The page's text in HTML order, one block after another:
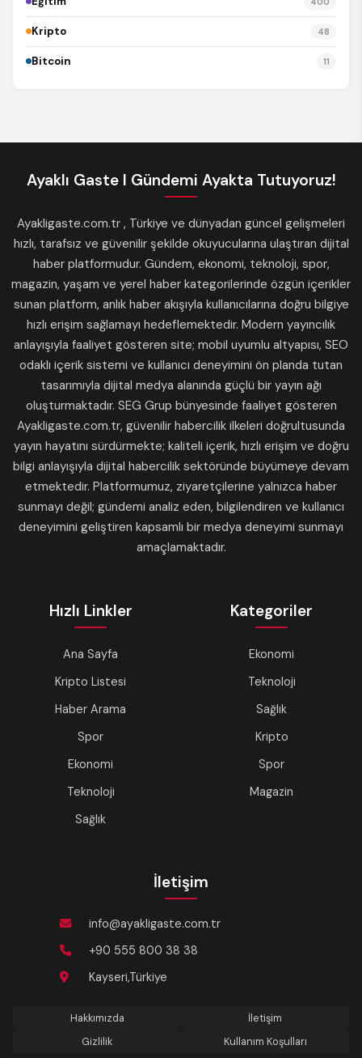
Kripto 48
Bitcoin 11
Ayaklı Gaste I Gündemi Ayakta Tutuyoruz!
Ayakligaste.com.tr , Türkiye ve dünyadan güncel gelişmeleri
hızlı, tarafsız ve güvenilir şekilde okuyucularına ulaştıran dijital
haber platformudur. Gündem, ekonomi, teknoloji, spor,
magazin, yaşam ve yerel haber kategorilerinde özgün içerikler
sunan platform, anlık haber akışıyla kullanıcılarına doğru bilgiye
hızlı erişim sağlamayı hedeflemektedir. Modern yayıncılık
anlayışıyla faaliyet gösteren site; mobil uyumlu altyapısı, SEO
odaklı içerik sistemi ve kullanıcı deneyimini ön planda tutan
tasarımıyla dijital medya alanında güçlü bir yayın ağı
oluşturmaktadır. SEG Grup bünyesinde faaliyet gösteren
Ayakligaste.com.tr, güvenilir habercilik ilkeleri doğrultusunda
yayın hayatını sürdürmekte; kaliteli içerik, hızlı erişim ve doğru
bilgi anlayışıyla dijital habercilik sektöründe büyümeye devam
etmektedir. Platformumuz, ziyaretçilerine yalnızca haber
sunmayı değil; gündemi analiz eden, bilgilendiren ve kullanıcı
deneyimini geliştiren kapsamlı bir medya deneyimi sunmayı
amaçlamaktadır.
Hızlı Linkler
Ana Sayfa
Kripto Listesi
Haber Arama
Spor
Ekonomi
Teknoloji
Sağlık
Kategoriler
Ekonomi
Teknoloji
Sağlık
Kripto
Spor
Magazin
İletişim
info@ayakligaste.com.tr
+90 555 800 38 38
Kayseri,Türkiye
Hakkımızda
İletişim
Gizlilik
Kullanım Koşulları